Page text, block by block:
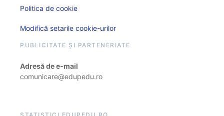
Politica de cookie
Modifică setarile cookie-urilor
PUBLICITATE ȘI PARTENERIATE
Adresă de e-mail
comunicare@edupedu.ro